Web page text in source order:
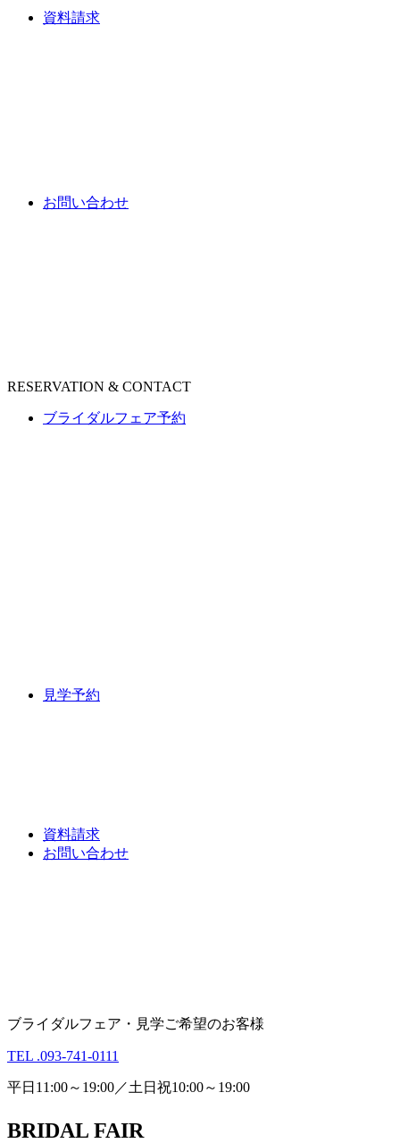
資料請求
お問い合わせ
RESERVATION & CONTACT
ブライダルフェア予約
見学予約
資料請求
お問い合わせ
ブライダルフェア・見学ご希望のお客様
TEL .093-741-0111
平日11:00～19:00／土日祝10:00～19:00
BRIDAL FAIR